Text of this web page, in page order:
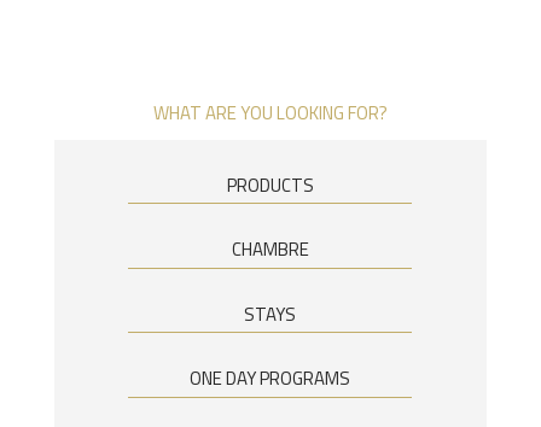
WHAT ARE YOU LOOKING FOR?
PRODUCTS
CHAMBRE
STAYS
ONE DAY PROGRAMS